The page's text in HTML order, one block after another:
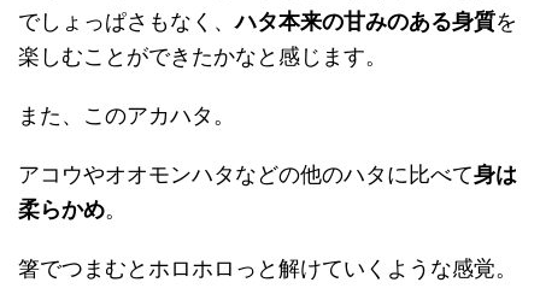
でしょっぱさもなく、ハタ本来の甘みのある身質を
楽しむことができたかなと感じます。
また、このアカハタ。
アコウやオオモンハタなどの他のハタに比べて身は
柔らかめ。
箸でつまむとホロホロっと解けていくような感覚。